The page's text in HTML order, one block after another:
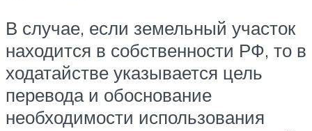
В случае, если земельный участок
находится в собственности РФ, то в
ходатайстве указывается цель
перевода и обоснование
необходимости использования